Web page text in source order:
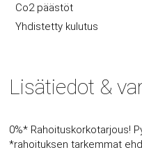
Co2 päästöt
Yhdistetty kulutus
Lisätiedot &
0%* Rahoituskorkotarjous!
*rahoituksen tarkemmat